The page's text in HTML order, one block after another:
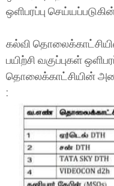
ஒளிபரப்பு
கல்வி
பயிற்சி வகுப்புகள்
தொலைக்காட்சியின்
: